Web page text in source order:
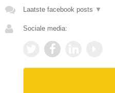
Laatste facebook posts ▼
Sociale media: